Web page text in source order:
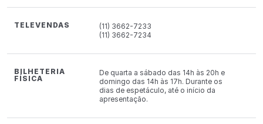
TELEVENDAS
(11) 3662-7233
(11) 3662-7234
BILHETERIA
FÍSICA
De quarta a sábado das 14h às 20h e
domingo das 14h às 17h. Durante os
dias de espetáculo, até o início da
apresentação.